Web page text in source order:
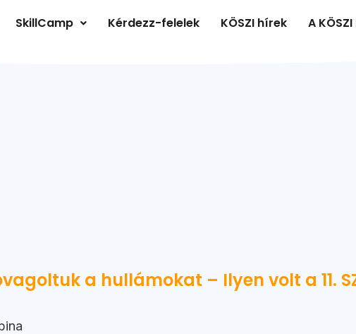
SkillCamp Kérdezz-felelek KÖSZI hírek A
a hullámokat – Ilyen volt a 11.